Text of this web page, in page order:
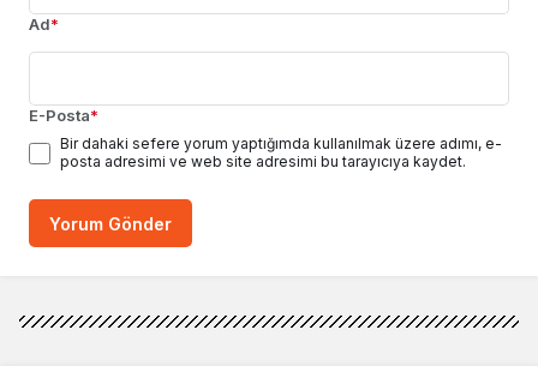
Ad*
E-Posta*
Bir dahaki sefere yorum yaptığımda kullanılmak üzere adımı, e-
posta adresimi ve web site adresimi bu tarayıcıya kaydet.
Yorum Gönder